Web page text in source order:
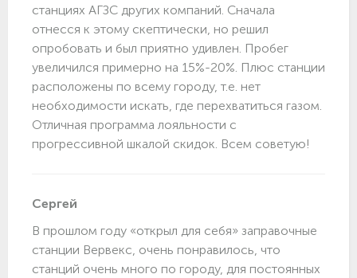
станциях АГЗС других компаний. Сначала
отнесся к этому скептически, но решил
опробовать и был приятно удивлен. Пробег
увеличился примерно на 15%-20%. Плюс станции
расположены по всему городу, т.е. нет
необходимости искать, где перехватиться газом.
Отличная программа лояльности с
прогрессивной шкалой скидок. Всем советую!
Сергей
В прошлом году «открыл для себя» заправочные
станции Вервекс, очень понравилось, что
станций очень много по городу, для постоянных